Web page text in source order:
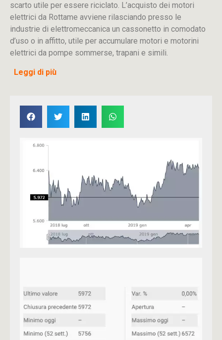
scarto utile per essere riciclato. L’acquisto dei motori
elettrici da Rottame avviene rilasciando presso le
industrie di elettromeccanica un cassonetto in comodato
d’uso o in affitto, utile per accumulare motori e motorini
elettrici da pompe sommerse, trapani e simili.
Leggi di più